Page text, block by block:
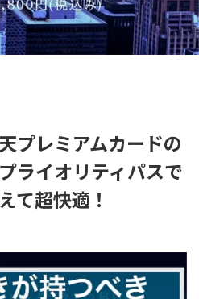
プレミアムカードの
ライオリティパスで
て超快適！